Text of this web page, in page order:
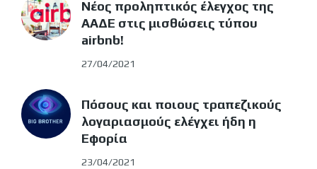
Νέος προληπτικός έλεγχος της
ΑΑΔΕ στις μισθώσεις τύπου
airbnb!
27/04/2021
Πόσους και ποιους τραπεζικούς
λογαριασμούς ελέγχει ήδη η
Εφορία
23/04/2021